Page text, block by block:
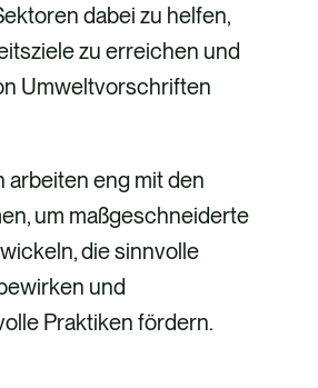
dabei zu helfen,
zu erreichen und
Umweltvorschriften
arbeiten eng mit den
um maßgeschneiderte
die sinnvolle
und
Praktiken fördern.